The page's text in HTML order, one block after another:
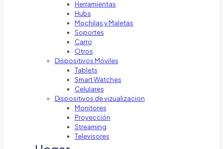
Herramientas
Hubs
Mochilas y Maletas
Soportes
Carro
Otros
Dispositivos Móviles
Tablets
Smart Watches
Celulares
Dispositivos de vizualizacion
Monitores
Proyección
Streaming
Televisores